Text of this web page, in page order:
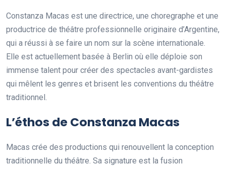
Constanza Macas est une directrice, une choregraphe et une
productrice de théâtre professionnelle originaire d’Argentine,
qui a réussi à se faire un nom sur la scène internationale.
Elle est actuellement basée à Berlin où elle déploie son
immense talent pour créer des spectacles avant-gardistes
qui mêlent les genres et brisent les conventions du théâtre
traditionnel.
L’éthos de Constanza Macas
Macas crée des productions qui renouvellent la conception
traditionnelle du théâtre. Sa signature est la fusion